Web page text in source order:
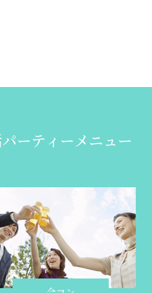
ーティーメニュー